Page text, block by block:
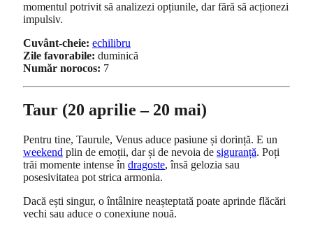
momentul potrivit să analizezi opțiunile, dar fără să acționezi
impulsiv.
Cuvânt-cheie: echilibru
Zile favorabile: duminică
Număr norocos: 7
Taur (20 aprilie – 20 mai)
Pentru tine, Taurule, Venus aduce pasiune și dorință. E un
weekend plin de emoții, dar și de nevoia de siguranță. Poți
trăi momente intense în dragoste, însă gelozia sau
posesivitatea pot strica armonia.
Dacă ești singur, o întâlnire neașteptată poate aprinde flăcări
vechi sau aduce o conexiune nouă.